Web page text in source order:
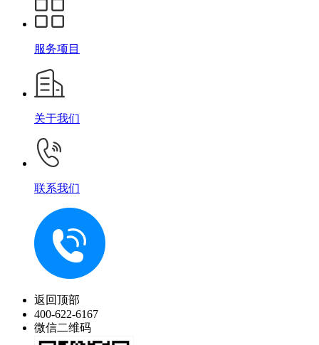
服务项目
关于我们
联系我们
返回顶部
400-622-6167
微信二维码